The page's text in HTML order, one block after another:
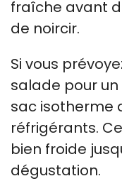
fraîche avant
de noircir.
Si vous
salade pour
sac isotherme
réfrigérants.
bien froide
dégustation.